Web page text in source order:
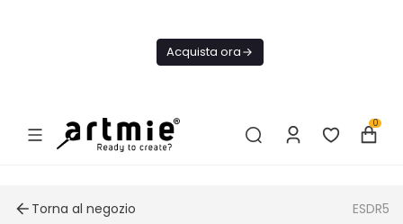
Acquista ora
0
Torna al negozio ESDR5